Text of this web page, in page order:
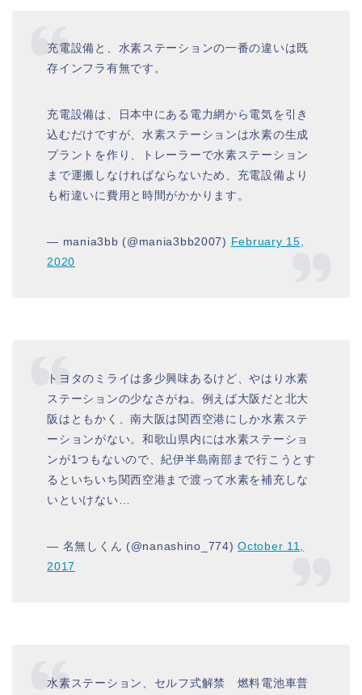
充電設備と、水素ステーションの一番の違いは既
存インフラ有無です。
充電設備は、日本中にある電力網から電気を引き
込むだけですが、水素ステーションは水素の生成
プラントを作り、トレーラーで水素ステーション
まで運搬しなければならないため、充電設備より
も桁違いに費用と時間がかかります。
— mania3bb (@mania3bb2007) February 15,
2020
トヨタのミライは多少興味あるけど、やはり水素
ステーションの少なさがね。例えば大阪だと北大
阪はともかく、南大阪は関西空港にしか水素ステ
ーションがない。和歌山県内には水素ステーショ
ンが1つもないので、紀伊半島南部まで行こうとす
るといちいち関西空港まで渡って水素を補充しな
いといけない…
— 名無しくん (@nanashino_774)October 11,
2017
水素ステーション、セルフ式解禁 燃料電池車普